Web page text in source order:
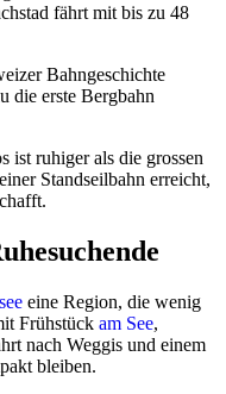
fährt mit bis zu 48
Bahngeschichte
die erste Bergbahn
ist ruhiger als die grossen
Standseilbahn erreicht,
eine Region, die wenig
Frühstück am See,
nach Weggis und einem
bleiben.